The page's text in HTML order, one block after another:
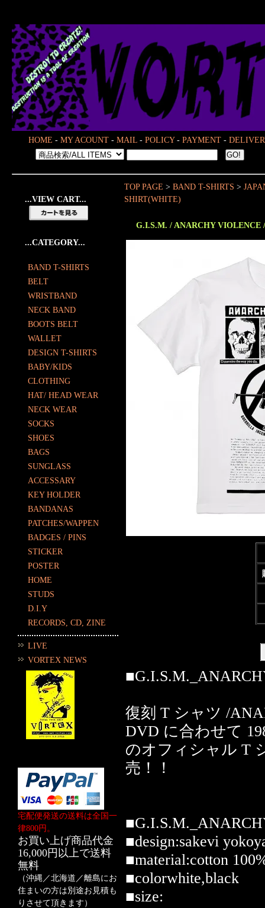
HOME - MY ACOUNT - MAIL - POLICY- PAYMENT -
...VIEW CART...
...CATEGORY...
BAND T-SHIRTS
BELT
WRISTBAND
NECK BAND
BOOTS BELT
WALLET
DESIGN T-SHIRTS
BABY/KIDS
CLOTHING
HAT/ HEAD WEAR
NECK WEAR
SOCKS
SHOES
BAGS
SUNGLASS
ACCESSARY
KEY HOLDER
BANDANAS
PATCHES/WAPPEN
BADGES / PINS
STICKER
POSTER
HOME
STUDS
D.I.Y
RECORDS, CD, ZINE
LIVE
VORTEX NEWS
宅配便発送の送料は全国一
律800円。
お買い上げ商品代金
16,000円以上で送料
無料
（沖縄／北海道／離島にお
住まいの方は別途お見積も
りさせて頂きます）
TOP PAGE > BAND T-SHIRTS >
SHIRT(WHITE)
G.I.S.M. / ANARCHY VIOLENCE
復刻 T シャツ /
DVD に合わせて
のオフィシャル T
売！！
■design:sakevi
■material:cotton
■colorwhite,black
■size: